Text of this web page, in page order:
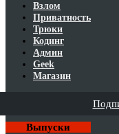
Взлом
Приватность
Трюки
Кодинг
Админ
Geek
Магазин
Выпуски